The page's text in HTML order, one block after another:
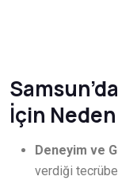
İçin
Deneyim ve
verdiği